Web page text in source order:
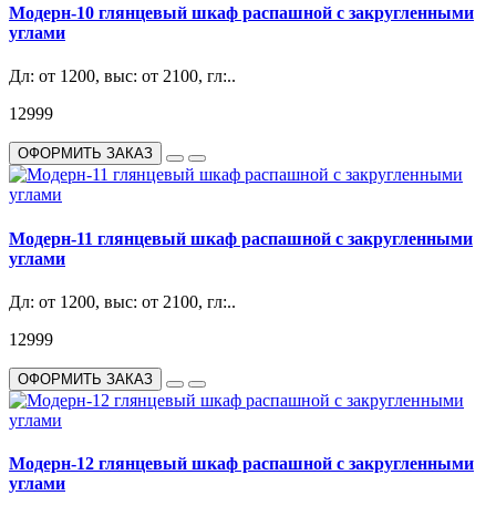
Модерн-10 глянцевый шкаф распашной с закругленными
углами
Дл: от 1200, выс: от 2100, гл:..
12999
ОФОРМИТЬ ЗАКАЗ
Модерн-11 глянцевый шкаф распашной с закругленными
углами
Дл: от 1200, выс: от 2100, гл:..
12999
ОФОРМИТЬ ЗАКАЗ
Модерн-12 глянцевый шкаф распашной с закругленными
углами